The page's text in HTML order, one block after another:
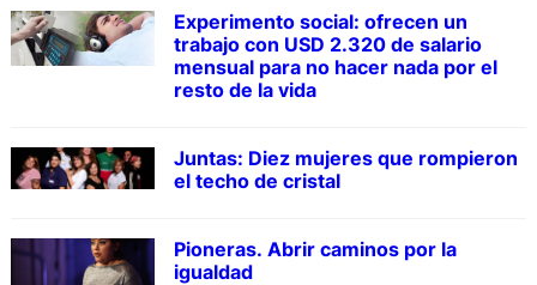
Experimento social: ofrecen un
trabajo con USD 2.320 de salario
mensual para no hacer nada por el
resto de la vida
Juntas: Diez mujeres que rompieron
el techo de cristal
Pioneras. Abrir caminos por la
igualdad